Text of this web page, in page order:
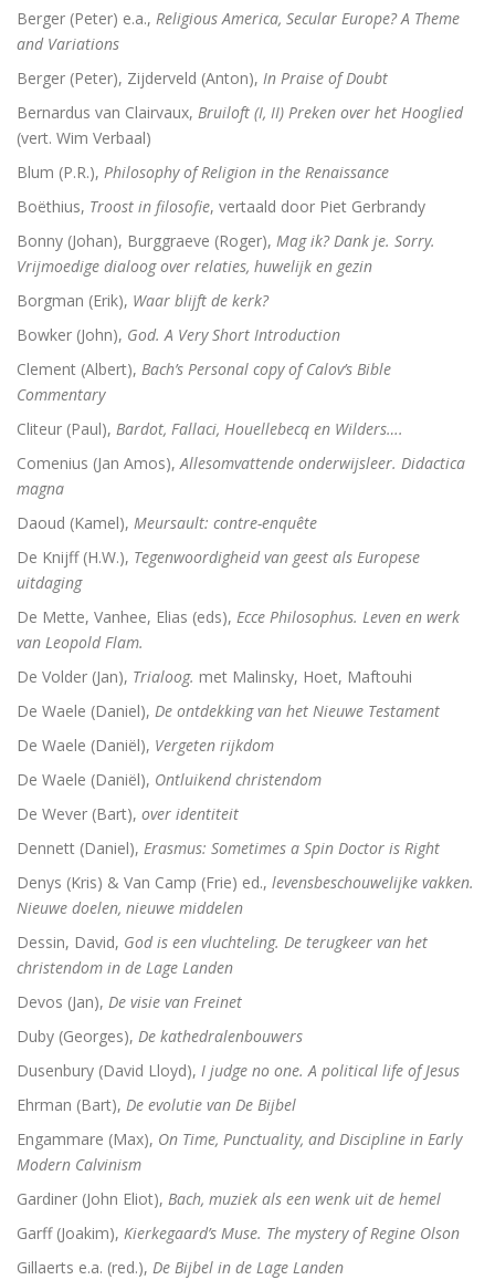
Berger (Peter) e.a., Religious America, Secular Europe? A Theme
and Variations
Berger (Peter), Zijderveld (Anton), In Praise of Doubt
Bernardus van Clairvaux, Bruiloft (I, II) Preken over het Hooglied
(vert. Wim Verbaal)
Blum (P.R.), Philosophy of Religion in the Renaissance
Boëthius, Troost in filosofie, vertaald door Piet Gerbrandy
Bonny (Johan), Burggraeve (Roger), Mag ik? Dank je. Sorry.
Vrijmoedige dialoog over relaties, huwelijk en gezin
Borgman (Erik), Waar blijft de kerk?
Bowker (John), God. A Very Short Introduction
Clement (Albert), Bach’s Personal copy of Calov’s Bible
Commentary
Cliteur (Paul), Bardot, Fallaci, Houellebecq en Wilders….
Comenius (Jan Amos),Allesomvattende onderwijsleer. Didactica
magna
Daoud (Kamel), Meursault: contre-enquête
De Knijff (H.W.), Tegenwoordigheid van geest als Europese
uitdaging
De Mette, Vanhee, Elias (eds), Ecce Philosophus. Leven en werk
van Leopold Flam.
De Volder (Jan), Trialoog. met Malinsky, Hoet, Maftouhi
De Waele (Daniel), De ontdekking van het Nieuwe Testament
De Waele (Daniël), Vergeten rijkdom
De Waele (Daniël), Ontluikend christendom
De Wever (Bart), over identiteit
Dennett (Daniel), Erasmus: Sometimes a Spin Doctor is Right
Denys (Kris) & Van Camp (Frie) ed., levensbeschouwelijke vakken.
Nieuwe doelen, nieuwe middelen
Dessin, David, God is een vluchteling. De terugkeer van het
christendom in de Lage Landen
Devos (Jan), De visie van Freinet
Duby (Georges), De kathedralenbouwers
Dusenbury (David Lloyd), I judge no one. A political life of Jesus
Ehrman (Bart), De evolutie van De Bijbel
Engammare (Max), On Time, Punctuality, and Discipline in Early
Modern Calvinism
Gardiner (John Eliot), Bach, muziek als een wenk uit de hemel
Garff (Joakim), Kierkegaard’s Muse. The mystery of Regine Olson
Gillaerts e.a. (red.), De Bijbel in de Lage Landen